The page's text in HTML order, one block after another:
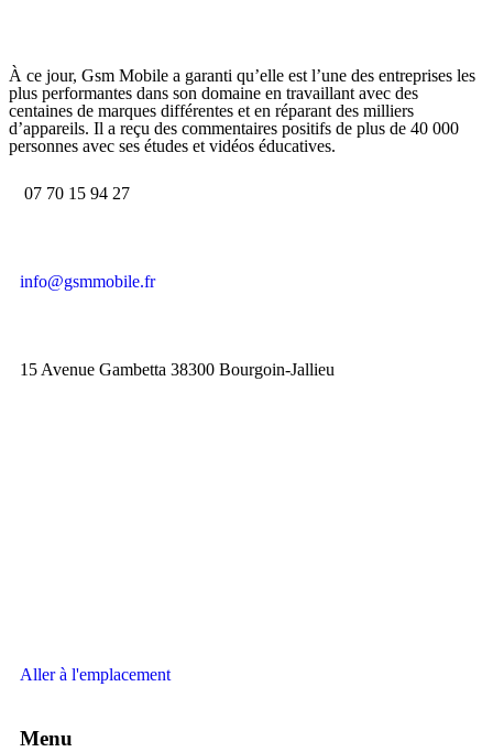
À ce jour, Gsm Mobile a garanti qu’elle est l’une des entreprises les
plus performantes dans son domaine en travaillant avec des
centaines de marques différentes et en réparant des milliers
d’appareils. Il a reçu des commentaires positifs de plus de 40 000
personnes avec ses études et vidéos éducatives.
07 70 15 94 27
info@gsmmobile.fr
15 Avenue Gambetta 38300 Bourgoin-Jallieu
Aller à l'emplacement
Menu